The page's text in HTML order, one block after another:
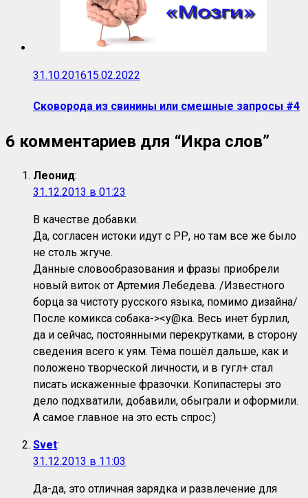
31.10.201615.02.2022
Сковорода из свинины или смешные запросы #4
6 комментариев для “Икра слов”
Леонид:
31.12.2013 в 01:23
В качестве добавки.
Да, согласен истоки идут с РР, но там все же было
не столь жгуче.
Данные словообразования и фразы приобрели
новый виток от Артемия Лебедева. /Известного
борца за чистоту русского языка, помимо дизайна/
После комикса собака-><y@ка. Весь инет бурлил,
да и сейчас, постоянными перекрутками, в сторону
сведения всего к уям. Тёма пошёл дальше, как и
положено творческой личности, и в гугл+ стал
писать искаженные фразочки. Копипастеры это
дело подхватили, добавили, обыграли и оформили.
А самое главное на это есть спрос:)
Svet:
31.12.2013 в 11:03
Да-да, это отличная зарядка и развлечение для